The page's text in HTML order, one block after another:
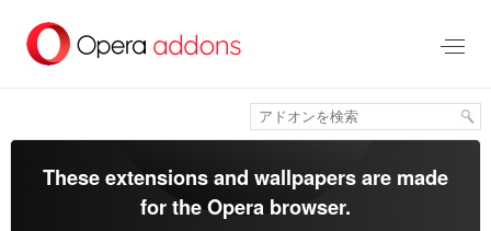
メ
These extensions and wallpapers are made
for theOpera browser.